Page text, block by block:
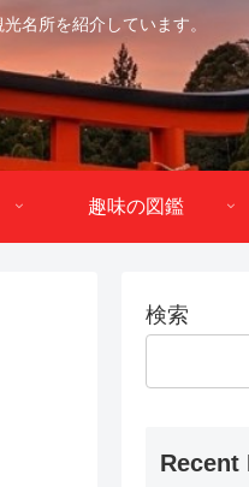
名所を紹介しています。
趣味の図鑑
検索
Recent